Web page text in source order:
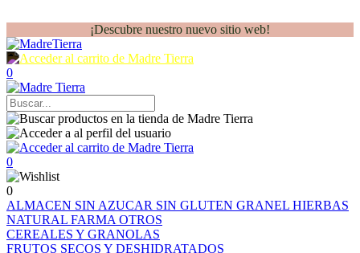
¡Descubre nuestro nuevo sitio web!
0
0
0
ALMACEN SIN AZUCAR SIN GLUTEN GRANEL HIERBAS
NATURAL FARMA OTROS
CEREALES Y GRANOLAS
FRUTOS SECOS Y DESHIDRATADOS